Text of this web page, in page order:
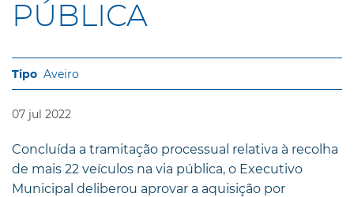
PÚBLICA
Aveiro
07 jul 2022
Concluída a tramitação processual relativa à recolha
de mais 22 veículos na via pública, o Executivo
Municipal deliberou aprovar a aquisição por